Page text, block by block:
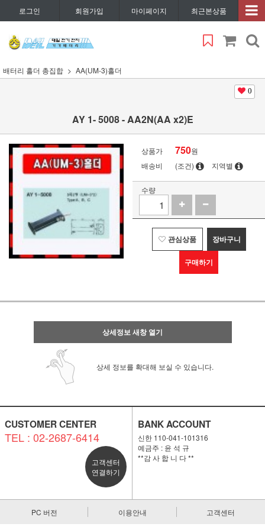
로그인 회원가입 마이페이지 최근본상품
배터리 홀더 총집합 AA(UM-3)홀더
0
AY 1- 5008 - AA2N(AA x2)E
상품가 750원
배송비
(조건) 지역별
수량
관심상품 장바구니
구매하기
상세정보 새창 열기
상세 정보를 확대해 보실 수 있습니다.
CUSTOMER CENTER
TEL : 02-2687-6414
고객센터
연결하기
BANK ACCOUNT
신한 110-041-101316
예금주 : 윤 석 규
**감 사 합 니 다 **
PC 버전 이용안내 고객센터